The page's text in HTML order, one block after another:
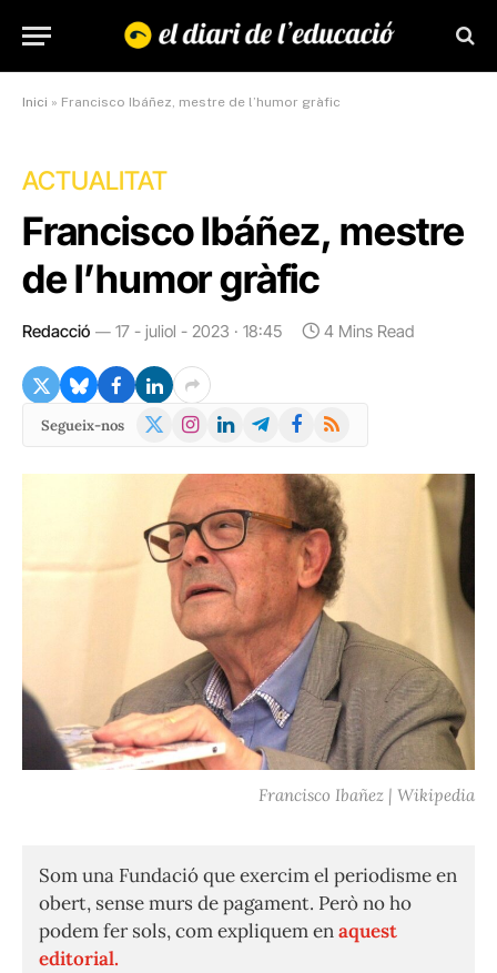
Inici » Francisco Ibáñez, mestre de l’humor gràfic
ACTUALITAT
Francisco Ibáñez, mestre
de l’humor gràfic
Redacció 17 - juliol - 2023 · 18:45 4 Mins Read
Segueix-nos
X
Instagram
LinkedInTelegramFacebook
RSS
Francisco Ibañez | Wikipedia
Som una Fundació que exercim el periodisme en
obert, sense murs de pagament. Però no ho
podem fer sols, com expliquem enaquest
editorial.